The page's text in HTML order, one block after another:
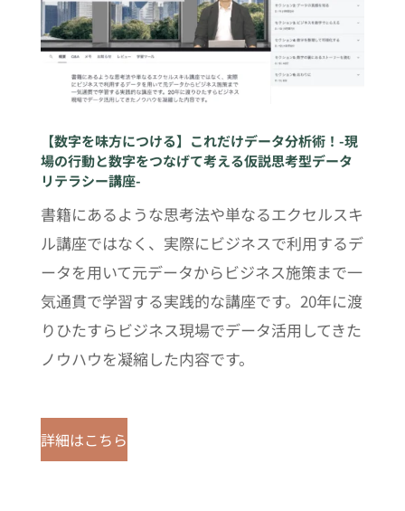
【数字を味方につける】これだけデータ分析術！-現
場の行動と数字をつなげて考える仮説思考型データ
リテラシー講座-
書籍にあるような思考法や単なるエクセルスキ
ル講座ではなく、実際にビジネスで利用するデ
ータを用いて元データからビジネス施策まで一
気通貫で学習する実践的な講座です。20年に渡
りひたすらビジネス現場でデータ活用してきた
ノウハウを凝縮した内容です。
詳細はこちら